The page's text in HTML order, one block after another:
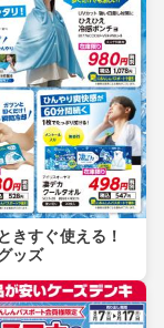
きすぐ使える！
ッズ